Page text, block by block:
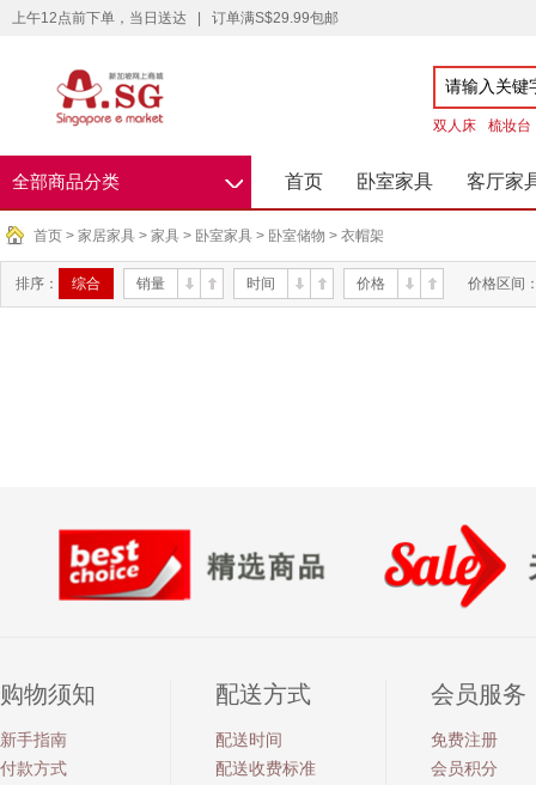
上午12点前下单，当日送达 订单满S$29.99包邮
双人床 梳妆台
全部商品分类 ◇ 首页 卧室家具 客厅家
首页 > 家居家具 > 家具 > 卧室家具 > 卧室储物 > 衣帽架
排序： 综合 销量 时间 价格 价格区间
购物须知
新手指南
付款方式
配送方式
配送时间
配送收费标准
会员服务
免费注册
会员积分